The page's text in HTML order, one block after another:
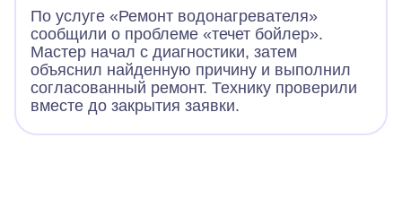
По услуге «Ремонт водонагревателя»
сообщили о проблеме «течет бойлер».
Мастер начал с диагностики, затем
объяснил найденную причину и выполнил
согласованный ремонт. Технику проверили
вместе до закрытия заявки.